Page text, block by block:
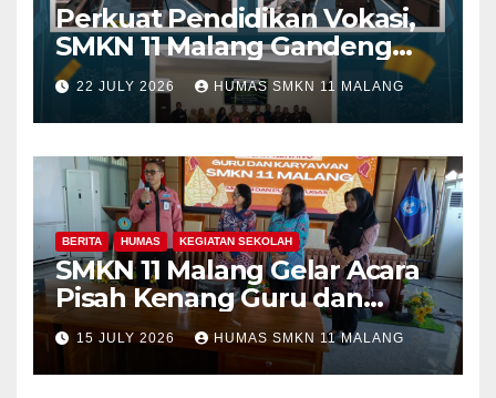
Perkuat Pendidikan Vokasi,
SMKN 11 Malang Gandeng
Fakultas Teknik Universitas
Merdeka Malang dalam
Program Kolaboratif
22 JULY 2026 HUMAS SMKN 11 MALANG
BERITA HUMAS KEGIATAN SEKOLAH
SMKN 11 Malang Gelar Acara
Pisah Kenang Guru dan
Tenaga Kependidikan yang
Purna Tugas dan Mutasi
Tugas
15 JULY 2026 HUMAS SMKN 11 MALANG